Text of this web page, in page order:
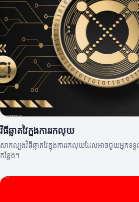
វិធីឆ្លាតវៃក្នុងការរកលុយ
សាកល្បងវិធីឆ្លាតវៃក្នុងការរកលុយដែលអាចជួយអ្នក
កន្លែង។